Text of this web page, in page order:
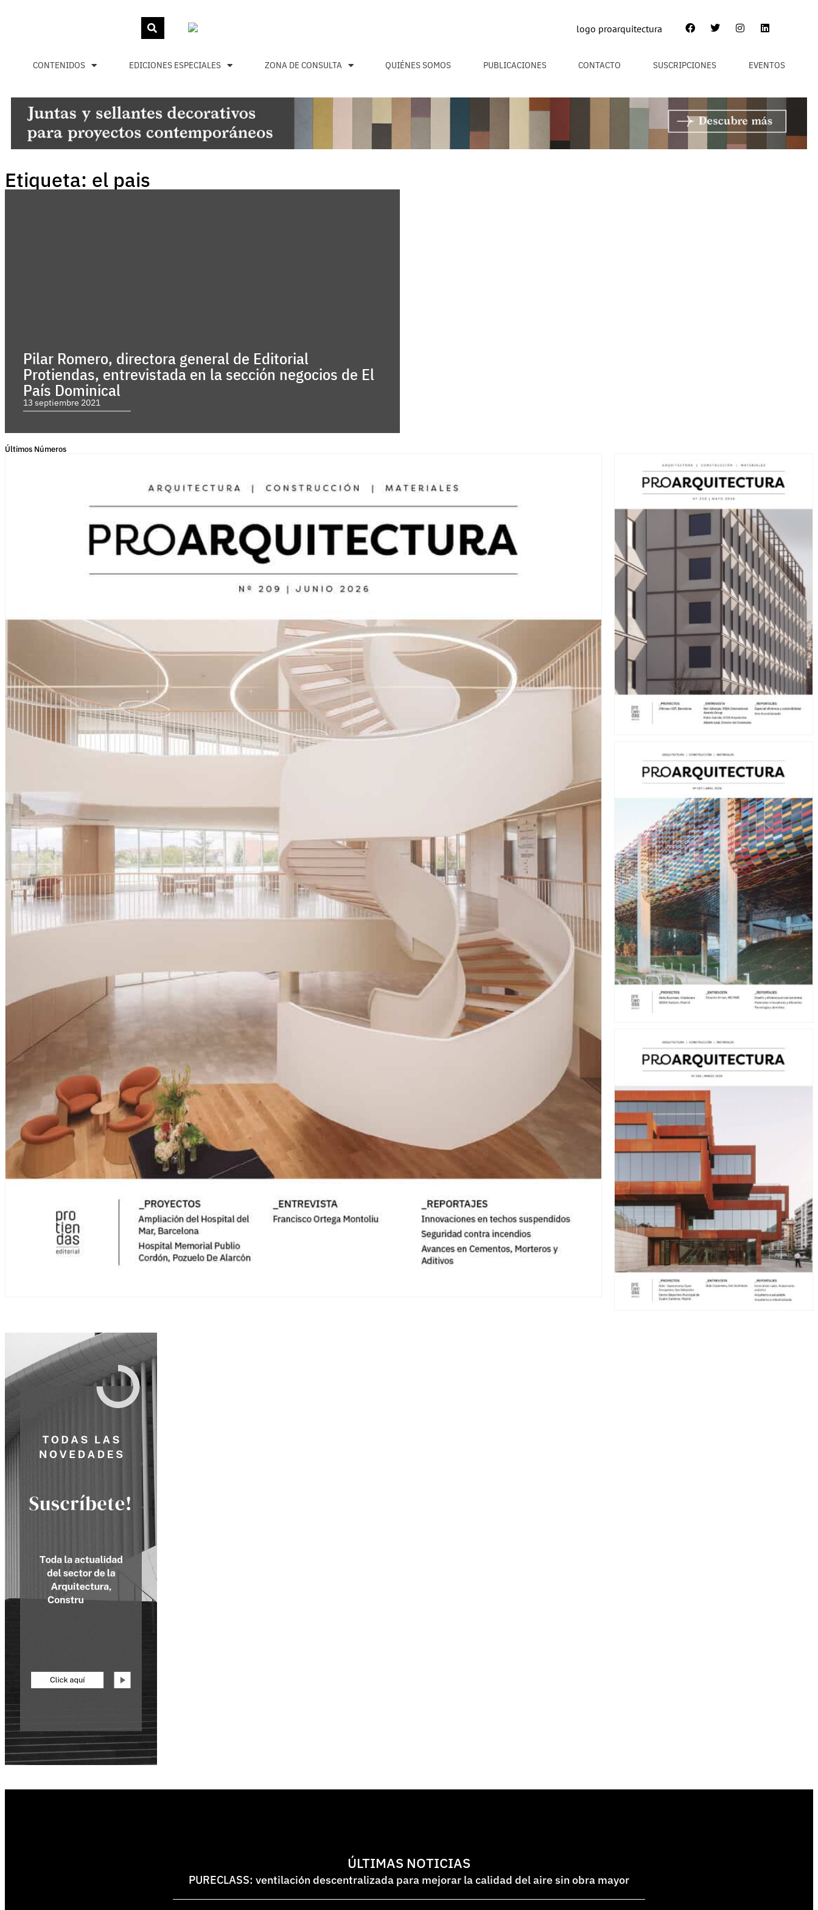
CONTENIDOS EDICIONES ESPECIALES ZONA DE CONSULTA QUIÉNES SOMOS PUBLICACIONES CONTACTO SUSCRIPCIONES EVENTOS
Etiqueta: el pais
Pilar Romero, directora general de Editorial
Protiendas, entrevistada en la sección negocios de El
País Dominical
13 septiembre 2021
Últimos Números
ÚLTIMAS NOTICIAS
PURECLASS: ventilación descentralizada para mejorar la calidad del aire sin obra mayor